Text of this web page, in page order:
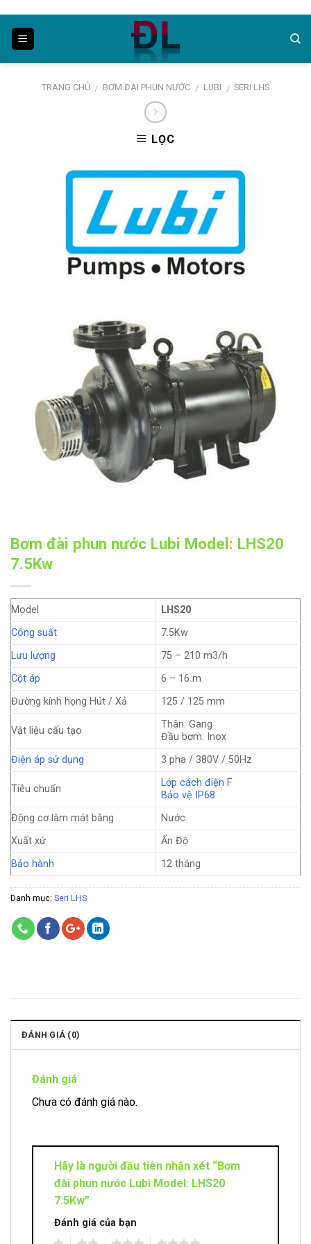
content
TRANG CHỦ / BƠM ĐÀI PHUN NƯỚC / LUBI / SERI LHS
LỌC
Bơm đài phun nước Lubi Model: LHS20
7.5Kw
Model
LHS20
Công suất
7.5Kw
Lưu lượng
75 – 210 m3/h
Cột áp
6 – 16 m
Đường kính họng Hút / Xả
125 / 125 mm
Vật liệu cấu tạo
Thân: Gang
Đầu bơm: Inox
Điện áp sử dụng
3 pha / 380V / 50Hz
Tiêu chuẩn
Lớp cách điện F
Bảo vệ IP68
Động cơ làm mát bằng
Nước
Xuất xứ
Ấn Độ
Bảo hành
12 tháng
Danh mục: Seri LHS
ĐÁNH GIÁ (0)
Đánh giá
Chưa có đánh giá nào.
Hãy là người đầu tiên nhận xét “Bơm
đài phun nước Lubi Model: LHS20
7.5Kw”
Đánh giá của bạn